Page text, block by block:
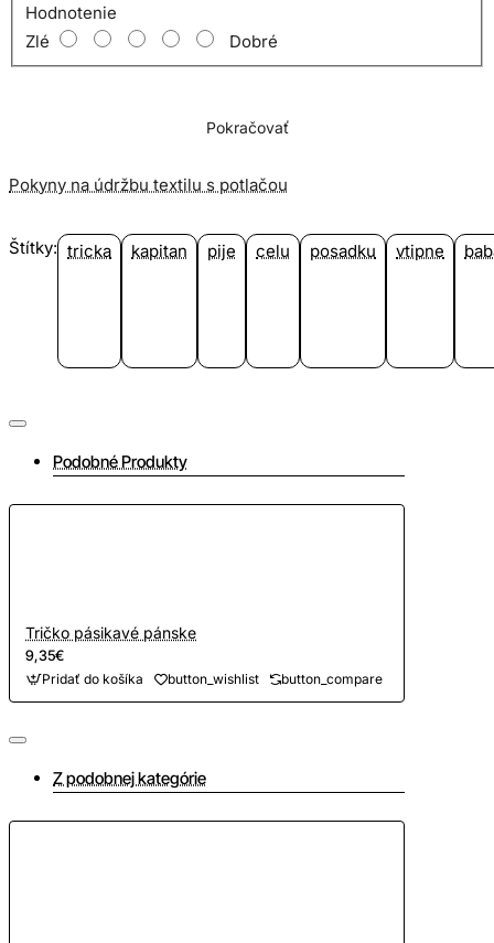
Hodnotenie
Zlé
Dobré
Pokračovať
Pokyny na údržbu textilu s potlačou
Štítky: tricka kapitan pije celu posadku vtipne
Podobné Produkty
Tričko pásikavé pánske
9,35€
Pridať do košíka button_wishlist button_compare
Z podobnej kategórie